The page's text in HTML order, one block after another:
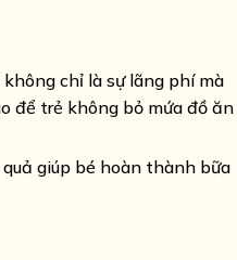
chỉ là sự lãng phí mà
để trẻ không bỏ mứa đồ ăn
giúp bé hoàn thành bữa